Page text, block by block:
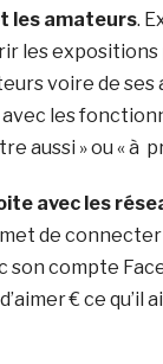
les amateurs.
les
voire de ses
les
aussi » ou « à
avec les
de
son compte
€ ce